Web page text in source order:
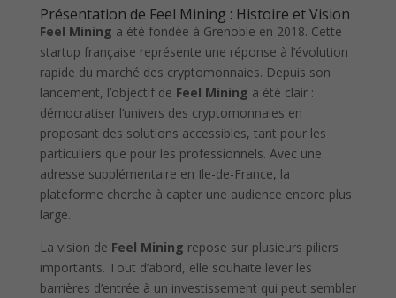
Présentation de Feel Mining : Histoire et Vision
Feel Mining a été fondée à Grenoble en 2018. Cette
startup française représente une réponse à l’évolution
rapide du marché des cryptomonnaies. Depuis son
lancement, l’objectif de Feel Mining a été clair :
démocratiser l’univers des cryptomonnaies en
proposant des solutions accessibles, tant pour les
particuliers que pour les professionnels. Avec une
adresse supplémentaire en Ile-de-France, la
plateforme cherche à capter une audience encore plus
large.
La vision de Feel Mining repose sur plusieurs piliers
importants. Tout d’abord, elle souhaite lever les
barrières d’entrée à un investissement qui peut sembler